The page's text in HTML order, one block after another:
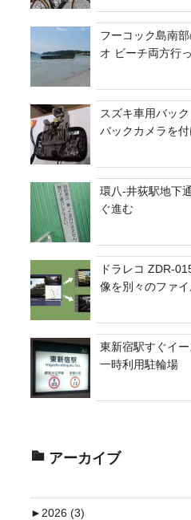
フーコック島南
オ ビーチ両方行
スズキ車用バッ
バックカメラを付
環八-井荻駅地下
ぐ進む
ドラレコ ZDR-
像を別々のファ
東新宿駅すぐイ
一時利用駐輪場
アーカイブ
►2026 (3)